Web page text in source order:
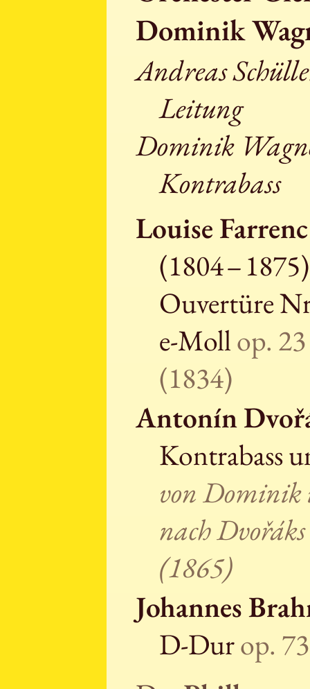
Dominik
Andreas
Leitung
Dominik
Kontrabass
Louise Farrenc
(1804 –
Ouvertüre
e-Mollop. 23
(1834)
Antonín
Kontrabass
von
nach
(1865)
Johannes
D-Durop.